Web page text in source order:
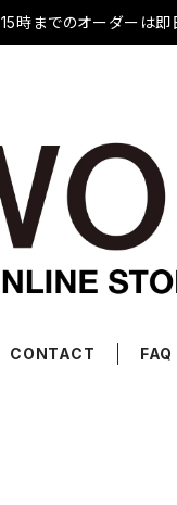
15時までのオーダーは即
CONTACT FAQ